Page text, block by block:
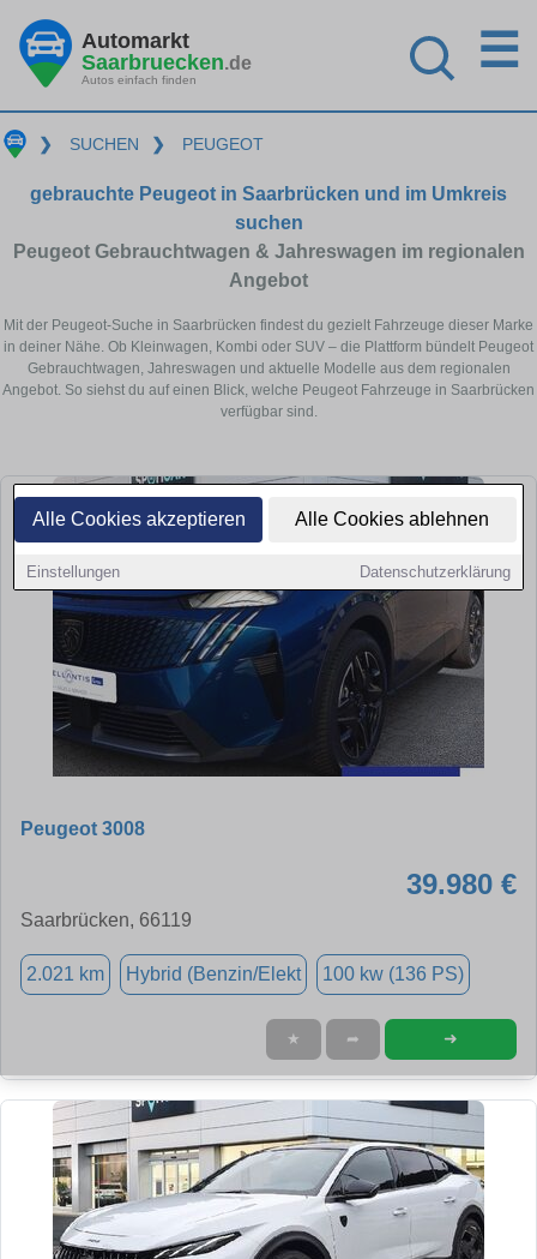
Alle Cookies akzeptieren Alle Cookies ablehnen
Einstellungen Datenschutzerklärung
Automarkt
Saarbruecken.de
Autos einfach finden
☰
❯ SUCHEN ❯ PEUGEOT
gebrauchte Peugeot in Saarbrücken und im Umkreis
suchen
Peugeot Gebrauchtwagen & Jahreswagen im regionalen
Angebot
Mit der Peugeot-Suche in Saarbrücken findest du gezielt Fahrzeuge dieser Marke
in deiner Nähe. Ob Kleinwagen, Kombi oder SUV – die Plattform bündelt Peugeot
Gebrauchtwagen, Jahreswagen und aktuelle Modelle aus dem regionalen
Angebot. So siehst du auf einen Blick, welche Peugeot Fahrzeuge in Saarbrücken
verfügbar sind.
Peugeot 3008
39.980 €
Saarbrücken, 66119
2.021 km Hybrid (Benzin/Elekt 100 kw (136 PS)
★ ➦ ➜